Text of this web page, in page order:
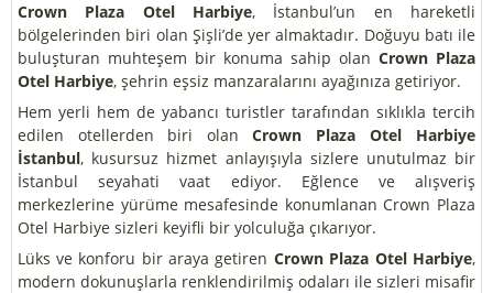
Crown Plaza Otel Harbiye, İstanbul’un en hareketli
bölgelerinden biri olan Şişli’de yer almaktadır. Doğuyu batı ile
buluşturan muhteşem bir konuma sahip olan Crown Plaza
Otel Harbiye, şehrin eşsiz manzaralarını ayağınıza getiriyor.
Hem yerli hem de yabancı turistler tarafından sıklıkla tercih
edilen otellerden biri olan Crown Plaza Otel Harbiye
İstanbul, kusursuz hizmet anlayışıyla sizlere unutulmaz bir
İstanbul seyahati vaat ediyor. Eğlence ve alışveriş
merkezlerine yürüme mesafesinde konumlanan Crown Plaza
Otel Harbiye sizleri keyifli bir yolculuğa çıkarıyor.
Lüks ve konforu bir araya getiren Crown Plaza Otel Harbiye,
modern dokunuşlarla renklendirilmiş odaları ile sizleri misafir